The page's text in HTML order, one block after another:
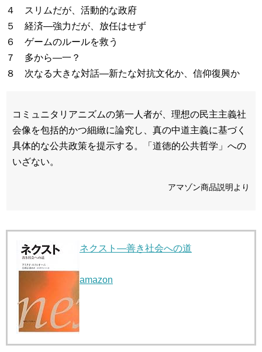
４ スリムだが、活動的な政府
５ 経済―強力だが、放任はせず
６ ゲームのルールを救う
７ 多から―一？
８ 次なる大きな対話―新たな対抗文化か、信仰復興か
コミュニタリアニズムの第一人者が、理想の民主主義社
会像を包括的かつ細緻に論究し、真の中道主義に基づく
具体的な公共政策を提示する。「道徳的公共哲学」への
いざない。
アマゾン商品説明より
ネクスト―善き社会への道
amazon